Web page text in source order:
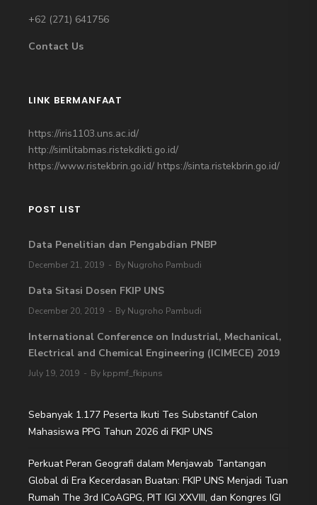
+62 (271) 641756
Contact Us
LINK BERMANFAAT
https://iris1103.uns.ac.id/
http://simlitabmas.ristekdikti.go.id/
https://www.ristekbrin.go.id/ https://sinta.ristekbrin.go.id/
POST LIST
Data Penelitian dan Pengabdian PNBP
December 21, 2019 By Nugroho Pambudi
Data Sitasi Dosen FKIP UNS
December 20, 2019 By Nugroho Pambudi
International Conference on Industrial, Mechanical,
Electrical and Chemical Engineering (ICIMECE) 2019
July 19, 2019 By kppmf_fkipuns
Sebanyak 1.177 Peserta Ikuti Tes Substantif Calon
Mahasiswa PPG Tahun 2026 di FKIP UNS
Perkuat Peran Geografi dalam Menjawab Tantangan
Global di Era Kecerdasan Buatan: FKIP UNS Menjadi Tuan
Rumah The 3rd ICoAGPG, PIT IGI XXVIII, dan Kongres IGI